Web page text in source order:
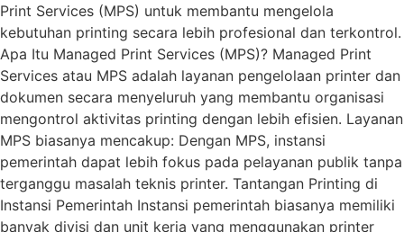
Print Services (MPS) untuk membantu mengelola
kebutuhan printing secara lebih profesional dan terkontrol.
Apa Itu Managed Print Services (MPS)? Managed Print
Services atau MPS adalah layanan pengelolaan printer dan
dokumen secara menyeluruh yang membantu organisasi
mengontrol aktivitas printing dengan lebih efisien. Layanan
MPS biasanya mencakup: Dengan MPS, instansi
pemerintah dapat lebih fokus pada pelayanan publik tanpa
terganggu masalah teknis printer. Tantangan Printing di
Instansi Pemerintah Instansi pemerintah biasanya memiliki
banyak divisi dan unit kerja yang menggunakan printer